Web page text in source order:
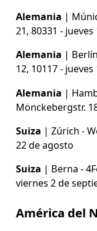
Alemania |
21, 80331 -
Alemania |
12, 10117 -
Alemania |
Mönckebergstr.
Suiza | Zúrich -
22 de agosto
Suiza | Berna -
viernes 2 de
América del